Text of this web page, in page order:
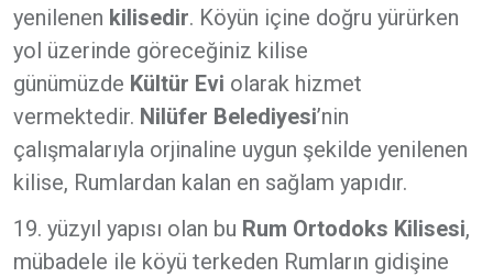
yenilenen kilisedir. Köyün içine doğru yürürken
yol üzerinde göreceğiniz kilise
günümüzde Kültür Evi olarak hizmet
vermektedir. Nilüfer Belediyesi’nin
çalışmalarıyla orjinaline uygun şekilde yenilenen
kilise, Rumlardan kalan en sağlam yapıdır.
19. yüzyıl yapısı olan bu Rum Ortodoks Kilisesi,
mübadele ile köyü terkeden Rumların gidişine